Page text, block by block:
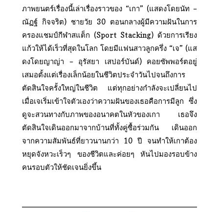
ภาพยนตร์เรื่องนี้เล่าเรื่องราวของ “เกา” (แสดงโดยนัท –
ณัฏฐ์ กิจจริต) ชายวัย 30 ตอนกลางผู้มีความฝันในการ
ครองแชมป์กีฬาสแต็ก (Sport Stacking) ด้วยการเรียง
แก้วให้ได้เร็วที่สุดในโลก โดยมีแฟนสาวลูกครึ่ง “เจ” (แส
ดงโดยญาญ่า – อุรัสยา เสปอร์บันด์) คอยซัพพอร์ตอยู่
เสมอตั้งแต่เรื่องเล็กน้อยในชีวิตประจำวันไปจนถึงการ
ตัดสินใจครั้งใหญ่ในชีวิต แต่ทุกอย่างกำลังจะเปลี่ยนไป
เมื่อเจเริ่มเข้าใจตัวเองว่าความฝันของเธอคือการมีลูก ซึ่ง
ดูจะสวนทางกับภาพของอนาคตในหัวของเกา เธอจึง
ตัดสินใจเดินออกมาจากบ้านที่ทั้งคู่ซื้อร่วมกัน เดินออก
จากความสัมพันธ์ที่ยาวนานกว่า 10 ปี จนทำให้เกาต้อง
หยุดจังหวะเร็วๆ ของชีวิตและค่อยๆ หันไปมองรอบข้าง
คนรอบตัวให้ชัดเจนยิ่งขึ้น